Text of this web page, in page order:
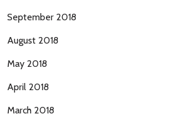
September 2018
August 2018
May 2018
April 2018
March 2018